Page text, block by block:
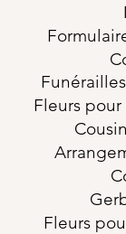
Funérailles
Fleurs pour
Fleurs